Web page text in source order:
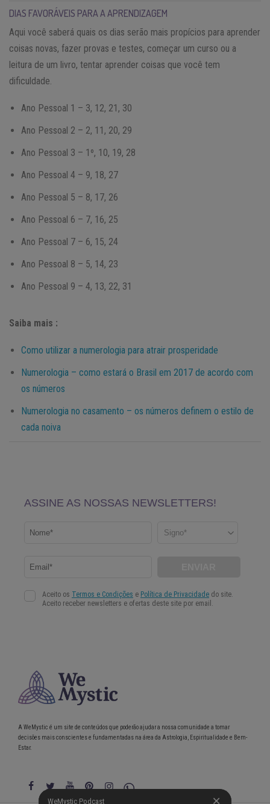
DIAS FAVORÁVEIS PARA A APRENDIZAGEM
Aqui você saberá quais os dias serão mais propícios para aprender
coisas novas, fazer provas e testes, começar um curso ou a
leitura de um livro, tentar aprender coisas que você tem
dificuldade.
Ano Pessoal 1 – 3, 12, 21, 30
Ano Pessoal 2 – 2, 11, 20, 29
Ano Pessoal 3 – 1º, 10, 19, 28
Ano Pessoal 4 – 9, 18, 27
Ano Pessoal 5 – 8, 17, 26
Ano Pessoal 6 – 7, 16, 25
Ano Pessoal 7 – 6, 15, 24
Ano Pessoal 8 – 5, 14, 23
Ano Pessoal 9 – 4, 13, 22, 31
Saiba mais :
Como utilizar a numerologia para atrair prosperidade
Numerologia – como estará o Brasil em 2017 de acordo com
os números
Numerologia no casamento – os números definem o estilo de
cada noiva
WeMystic Podcast
A WeMystic é um site de conteúdos que poderão ajudar a nossa comunidade a tomar
decisões mais conscientes e fundamentadas na área da Astrologia, Espiritualidade e Bem-
Estar.
WeMystic Podcast